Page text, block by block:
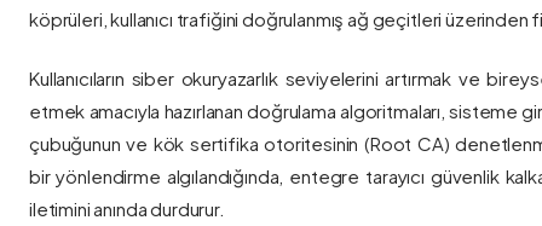
köprüleri, kullanıcı trafiğini doğrulanmış ağ geçitleri üzerinden
Kullanıcıların siber okuryazarlık seviyelerini artırmak ve
etmek amacıyla hazırlanan doğrulama algoritmaları, sisteme
çubuğunun ve kök sertifika otoritesinin (Root CA)
bir yönlendirme algılandığında, entegre tarayıcı güvenlik
iletimini anında durdurur.